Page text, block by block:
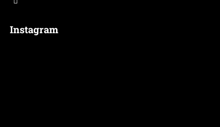
Instagram